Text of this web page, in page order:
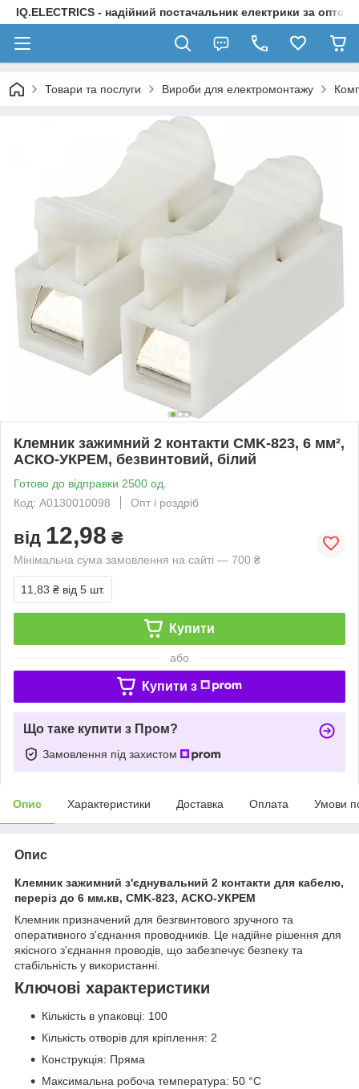
IQ.ELECTRICS - надійний постачальник електрики за
Товари та послуги Вироби для електромонтажу
Клемник зажимний 2 контакти CMK-823, 6 мм²,
АСКО-УКРЕМ, безвинтовий, білий
Готово до відправки 2500 од.
Код: A0130010098
Опт і роздріб
від 12,98 ₴
Мінімальна сума замовлення на сайті — 700 ₴
11,83 ₴ від 5 шт.
Купити
або
Купити з
Що таке купити з Пром?
Замовлення під захистом
Опис Характеристики Доставка Оплата Умови
Опис
Клемник зажимний з'єднувальний 2 контакти для кабелю,
переріз до 6 мм.кв, CMK-823, АСКО-УКРЕМ
Клемник призначений для безгвинтового зручного та
оперативного з'єднання проводників. Це надійне рішення для
якісного з'єднання проводів, що забезпечує безпеку та
стабільність у використанні.
Ключові характеристики
Кількість в упаковці: 100
Кількість отворів для кріплення: 2
Конструкція: Пряма
Максимальна робоча температура: 50 °C